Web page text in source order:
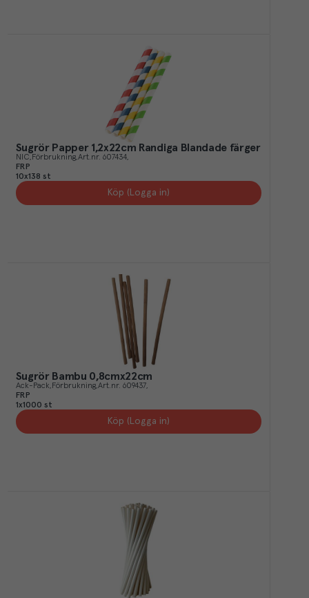
Sugrör Papper 1,2x22cm Randiga Blandade färger
NIC Förbrukning Art.nr. 607434
FRP
10x138 st
Köp (Logga in)
Sugrör Bambu 0,8cmx22cm
Ack-Pack Förbrukning Art.nr. 609437
FRP
1x1000 st
Köp (Logga in)